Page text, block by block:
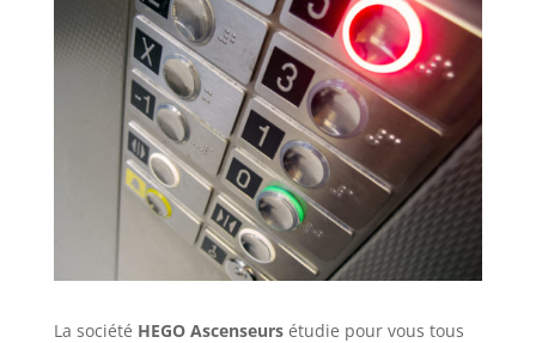
La société HEGO Ascenseurs étudie pour vous tous